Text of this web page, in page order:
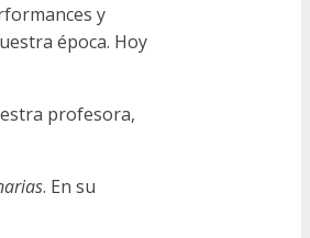
y
época. Hoy
profesora,
. En su